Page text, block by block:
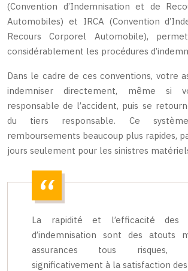
(Convention d’Indemnisation et de
Automobiles) et IRCA (Convention
Recours Corporel Automobile),
considérablement les procédures
Dans le cadre de ces conventions, votre
indemniser directement, même si
responsable de l’accident, puis se
du tiers responsable. Ce
remboursements beaucoup plus rapides,
jours seulement pour les sinistres
La rapidité et l’efficacité des
d’indemnisation sont des atouts
assurances tous risques,
significativement à la satisfaction des